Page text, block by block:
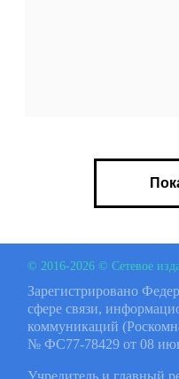
© 2016-2026 © Сетевое
Зарегистрировано
сфере связи,
коммуникаций
№ ФС77-78429 от 08
Учредитель и главный